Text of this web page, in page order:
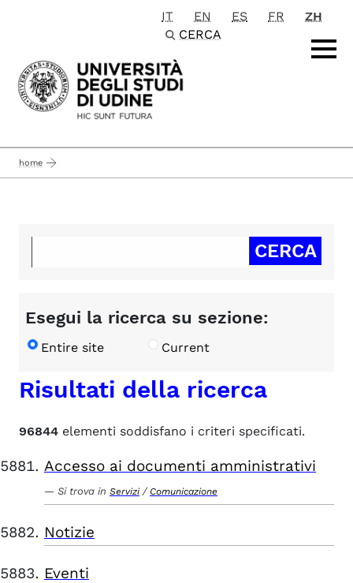
Passa al contenuto principale
IT EN ES FR
ZH
CERCA
home
Esegui la ricerca su sezione:
Entire site Current
Risultati della ricerca
96844 elementi soddisfano i criteri specificati.
Accesso ai documenti amministrativi
Si trova in Servizi / Comunicazione
Notizie
Eventi